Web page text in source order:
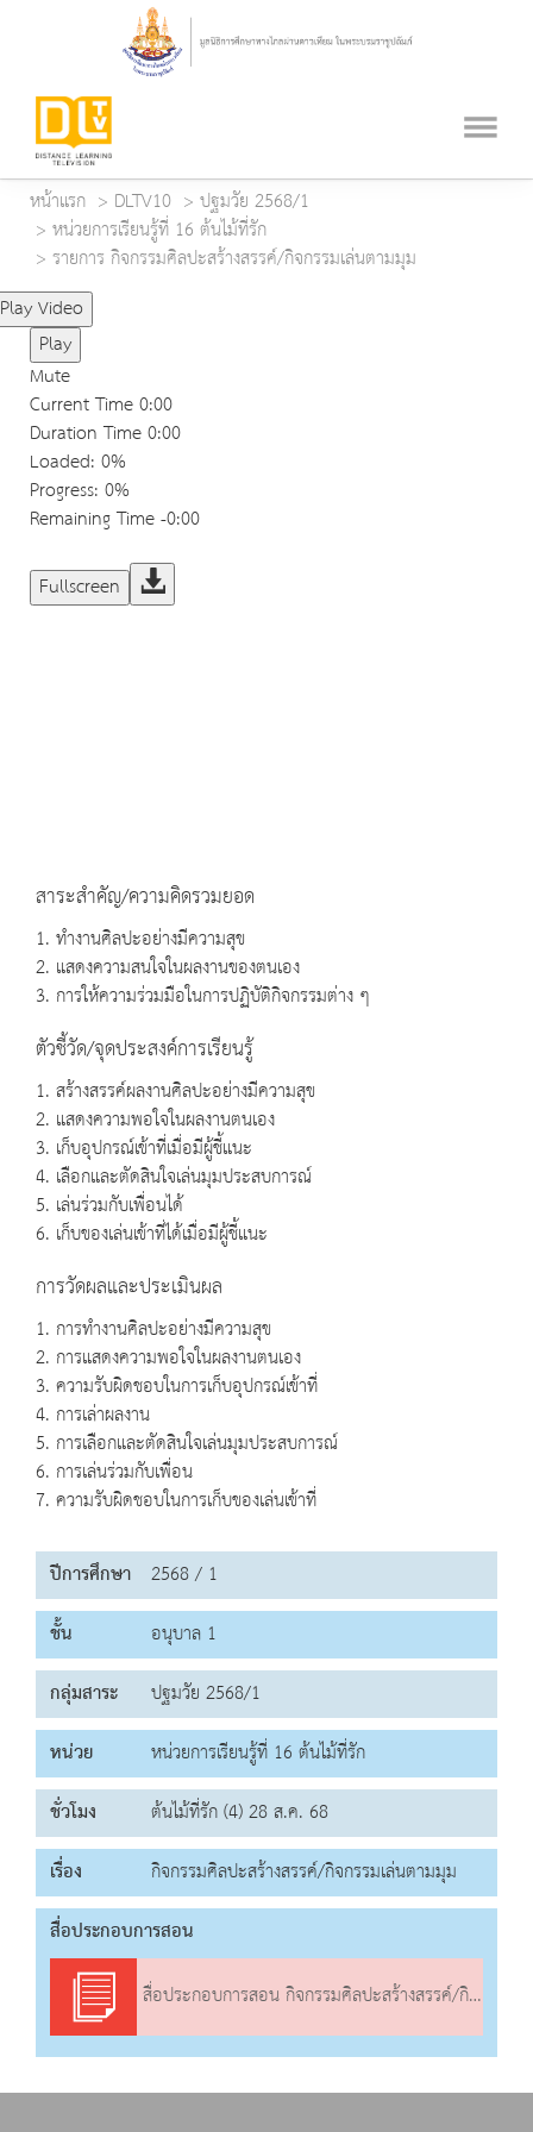
หน้าแรก DLTV10
ปฐมวัย 2568/1
หน่วยการเรียนรู้ที่ 16 ต้นไม้ที่รัก
รายการ กิจกรรมศิลปะสร้างสรรค์/กิจกรรมเล่นตามมุม
Play Video
Play
Mute
Current Time0:00
Duration Time0:00
Loaded: 0%
Progress: 0%
Remaining Time-0:00
Fullscreen
สาระสำคัญ/ความคิดรวมยอด
1. ทำงานศิลปะอย่างมีความสุข
2. แสดงความสนใจในผลงานของตนเอง
3. การให้ความร่วมมือในการปฏิบัติกิจกรรมต่าง ๆ
ตัวชี้วัด/จุดประสงค์การเรียนรู้
1. สร้างสรรค์ผลงานศิลปะอย่างมีความสุข
2. แสดงความพอใจในผลงานตนเอง
3. เก็บอุปกรณ์เข้าที่เมื่อมีผู้ชี้แนะ
4. เลือกและตัดสินใจเล่นมุมประสบการณ์
5. เล่นร่วมกับเพื่อนได้
6. เก็บของเล่นเข้าที่ได้เมื่อมีผู้ชี้แนะ
การวัดผลและประเมินผล
1. การทำงานศิลปะอย่างมีความสุข
2. การแสดงความพอใจในผลงานตนเอง
3. ความรับผิดชอบในการเก็บอุปกรณ์เข้าที่
4. การเล่าผลงาน
5. การเลือกและตัดสินใจเล่นมุมประสบการณ์
6. การเล่นร่วมกับเพื่อน
7. ความรับผิดชอบในการเก็บของเล่นเข้าที่
ปีการศึกษา 2568 / 1
ชั้น
อนุบาล 1
กลุ่มสาระ
ปฐมวัย 2568/1
หน่วย
หน่วยการเรียนรู้ที่ 16 ต้นไม้ที่รัก
ชั่วโมง
ต้นไม้ที่รัก (4) 28 ส.ค. 68
เรื่อง
กิจกรรมศิลปะสร้างสรรค์/กิจกรรมเล่นตามมุม
สื่อประกอบการสอน
สื่อประกอบการสอน กิจกรรมศิลปะสร้างสรรค์/กิจกรรมเล่นตามมุม